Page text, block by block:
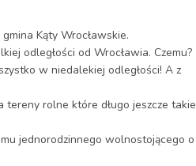
Kąty Wrocławskie.
odległości od Wrocławia. Czemu?
w niedalekiej odległości! A z
rolne które długo jeszcze takie
jednorodzinnego wolnostojącego o